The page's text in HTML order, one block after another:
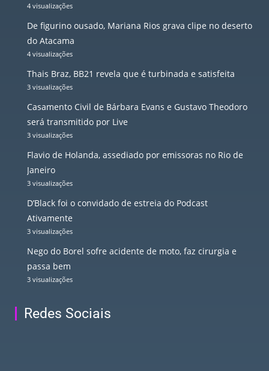
4 visualizações
De figurino ousado, Mariana Rios grava clipe no deserto
do Atacama
4 visualizações
Thais Braz, BB21 revela que é turbinada e satisfeita
3 visualizações
Casamento Civil de Bárbara Evans e Gustavo Theodoro
será transmitido por Live
3 visualizações
Flavio de Holanda, assediado por emissoras no Rio de
Janeiro
3 visualizações
D’Black foi o convidado de estreia do Podcast
Ativamente
3 visualizações
Nego do Borel sofre acidente de moto, faz cirurgia e
passa bem
3 visualizações
Redes Sociais